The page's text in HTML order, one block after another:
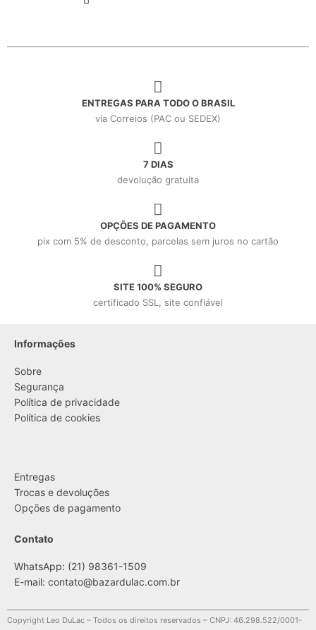
ENTREGAS PARA TODO O BRASIL
via Correios (PAC ou SEDEX)
7 DIAS
devolução gratuita
OPÇÕES DE PAGAMENTO
pix com 5% de desconto, parcelas sem juros no cartão
SITE 100% SEGURO
certificado SSL, site confiável
Informações
Sobre
Segurança
Política de privacidade
Política de cookies
Entregas
Trocas e devoluções
Opções de pagamento
Contato
WhatsApp: (21) 98361-1509
E-mail: contato@bazardulac.com.br
Copyright Leo DuLac – Todos os direitos reservados – CNPJ: 46.298.522/0001-